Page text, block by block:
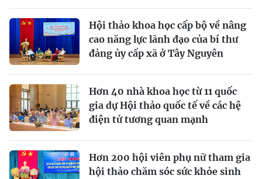
Hội thảo khoa học cấp bộ về nâng
cao năng lực lãnh đạo của bí thư
đảng ủy cấp xã ở Tây Nguyên
Hơn 40 nhà khoa học từ 11 quốc
gia dự Hội thảo quốc tế về các hệ
điện tử tương quan mạnh
Hơn 200 hội viên phụ nữ tham gia
hội thảo chăm sóc sức khỏe sinh